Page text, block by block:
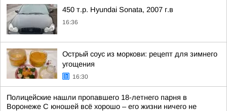
450 т.p. Hyundai Sonata, 2007 г.в
16:36
Острый соус из моркови: рецепт для зимнего
угощения
16:30
Полицейские нашли пропавшего 18-летнего парня в
Воронеже С юношей всё хорошо – его жизни ничего не